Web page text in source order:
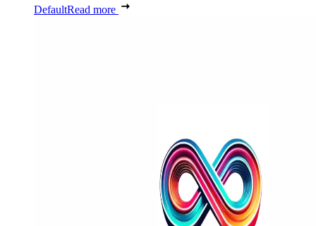
DefaultRead more